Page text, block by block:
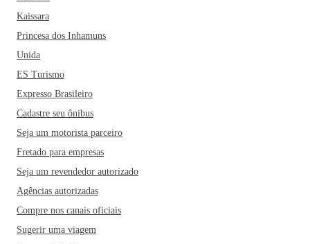
Kaissara
Princesa dos Inhamuns
Unida
ES Turismo
Expresso Brasileiro
Cadastre seu ônibus
Seja um motorista parceiro
Fretado para empresas
Seja um revendedor autorizado
Agências autorizadas
Compre nos canais oficiais
Sugerir uma viagem